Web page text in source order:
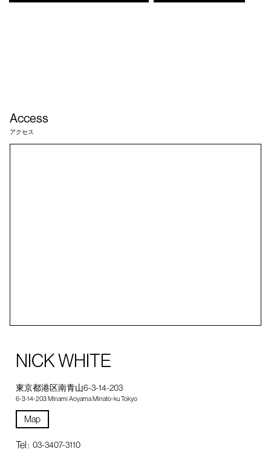
Access
アクセス
NICK WHITE
東京都港区南青山6-3-14-203
6-3-14-203 Minami Aoyama Minato-ku Tokyo
Map
Tel : 03-3407-3110